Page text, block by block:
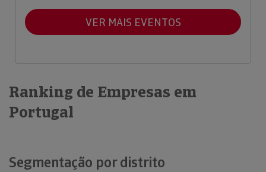
VER MAIS EVENTOS
Ranking de Empresas em
Portugal
Segmentação por distrito